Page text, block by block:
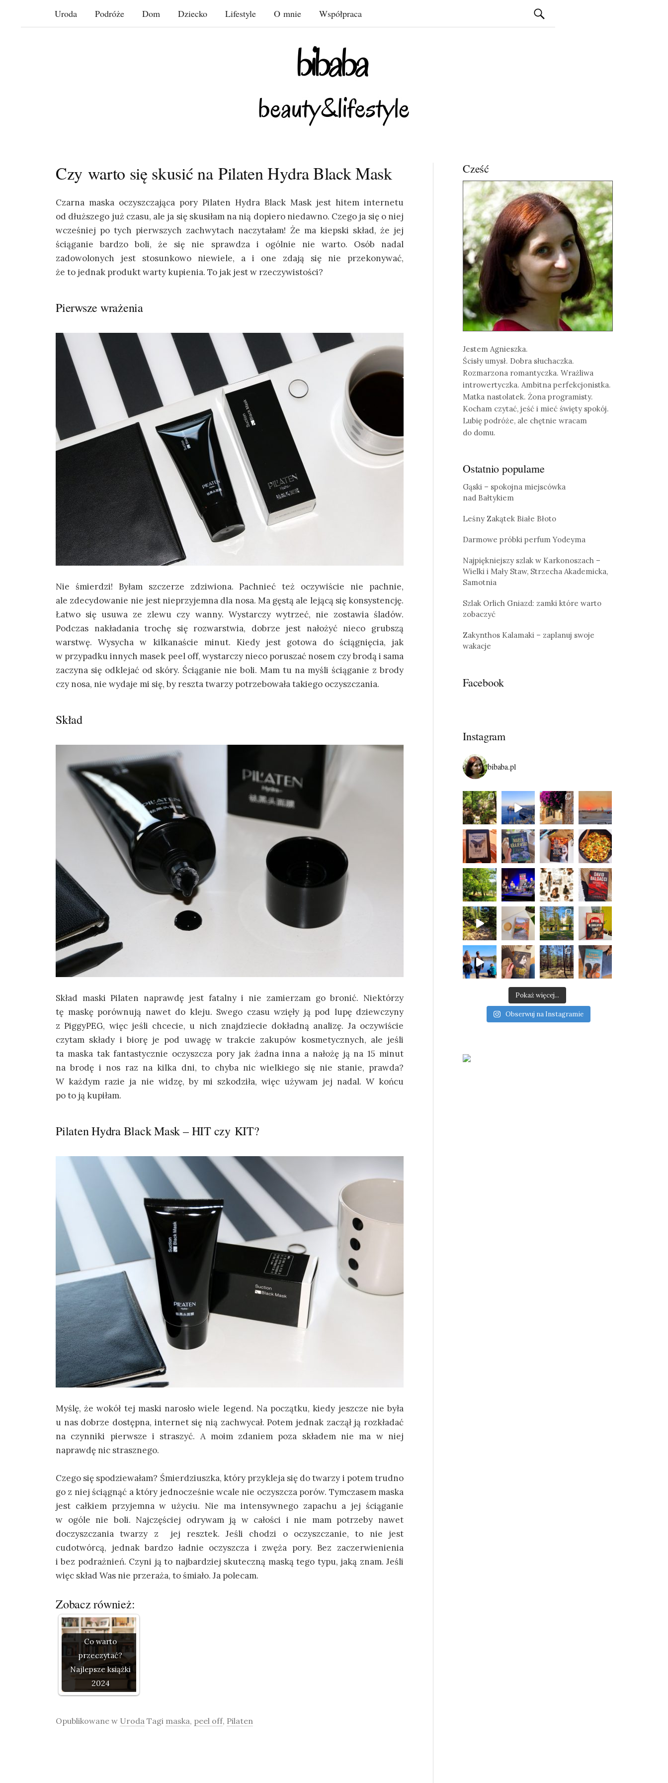
Uroda Podróże Dom Dziecko Lifestyle O mnie Współpraca Szukaj:
Czy warto się skusić na Pilaten Hydra Black Mask
Czarna maska oczyszczająca pory Pilaten Hydra Black Mask jest hitem internetu
od dłuższego już czasu, ale ja się skusiłam na nią dopiero niedawno. Czego ja się o niej
wcześniej po tych pierwszych zachwytach naczytałam! Że ma kiepski skład, że jej
ściąganie bardzo boli, że się nie sprawdza i ogólnie nie warto. Osób nadal
zadowolonych jest stosunkowo niewiele, a i one zdają się nie przekonywać,
że to jednak produkt warty kupienia. To jak jest w rzeczywistości?
Pierwsze wrażenia
Nie śmierdzi! Byłam szczerze zdziwiona. Pachnieć też oczywiście nie pachnie,
ale zdecydowanie nie jest nieprzyjemna dla nosa. Ma gęstą ale lejącą się konsystencję.
Łatwo się usuwa ze zlewu czy wanny. Wystarczy wytrzeć, nie zostawia śladów.
Podczas nakładania trochę się rozwarstwia, dobrze jest nałożyć nieco grubszą
warstwę. Wysycha w kilkanaście minut. Kiedy jest gotowa do ściągnięcia, jak
w przypadku innych masek peel off, wystarczy nieco poruszać nosem czy brodą i sama
zaczyna się odklejać od skóry. Ściąganie nie boli. Mam tu na myśli ściąganie z brody
czy nosa, nie wydaje mi się, by reszta twarzy potrzebowała takiego oczyszczania.
Skład
Skład maski Pilaten naprawdę jest fatalny i nie zamierzam go bronić. Niektórzy
tę maskę porównują nawet do kleju. Swego czasu wzięły ją pod lupę dziewczyny
z PiggyPEG, więc jeśli chcecie, u nich znajdziecie dokładną analizę. Ja oczywiście
czytam składy i biorę je pod uwagę w trakcie zakupów kosmetycznych, ale jeśli
ta maska tak fantastycznie oczyszcza pory jak żadna inna a nałożę ją na 15 minut
na brodę i nos raz na kilka dni, to chyba nic wielkiego się nie stanie, prawda?
W każdym razie ja nie widzę, by mi szkodziła, więc używam jej nadal. W końcu
po to ją kupiłam.
Pilaten Hydra Black Mask – HIT czy KIT?
Myślę, że wokół tej maski narosło wiele legend. Na początku, kiedy jeszcze nie była
u nas dobrze dostępna, internet się nią zachwycał. Potem jednak zaczął ją rozkładać
na czynniki pierwsze i straszyć. A moim zdaniem poza składem nie ma w niej
naprawdę nic strasznego.
Czego się spodziewałam? Śmierdziuszka, który przykleja się do twarzy i potem trudno
go z niej ściągnąć a który jednocześnie wcale nie oczyszcza porów. Tymczasem maska
jest całkiem przyjemna w użyciu. Nie ma intensywnego zapachu a jej ściąganie
w ogóle nie boli. Najczęściej odrywam ją w całości i nie mam potrzeby nawet
doczyszczania twarzy z jej resztek. Jeśli chodzi o oczyszczanie, to nie jest
cudotwórcą, jednak bardzo ładnie oczyszcza i zwęża pory. Bez zaczerwienienia
i bez podrażnień. Czyni ją to najbardziej skuteczną maską tego typu, jaką znam. Jeśli
więc skład Was nie przeraża, to śmiało. Ja polecam.
Zobacz również:
Co warto
przeczytać?
Najlepsze książki
2024
Opublikowane w Uroda Tagi maska, peel off, Pilaten
Cześć
Jestem Agnieszka.
Ścisły umysł. Dobra słuchaczka.
Rozmarzona romantyczka. Wrażliwa
introwertyczka. Ambitna perfekcjonistka.
Matka nastolatek. Żona programisty.
Kocham czytać, jeść i mieć święty spokój.
Lubię podróże, ale chętnie wracam
do domu.
Ostatnio popularne
Gąski – spokojna miejscówka
nad Bałtykiem
Leśny Zakątek Białe Błoto
Darmowe próbki perfum Yodeyma
Najpiękniejszy szlak w Karkonoszach –
Wielki i Mały Staw, Strzecha Akademicka,
Samotnia
Szlak Orlich Gniazd: zamki które warto
zobaczyć
Zakynthos Kalamaki – zaplanuj swoje
wakacje
Facebook
Instagram
bibaba.pl
Pokaż więcej...
Obserwuj na Instagramie